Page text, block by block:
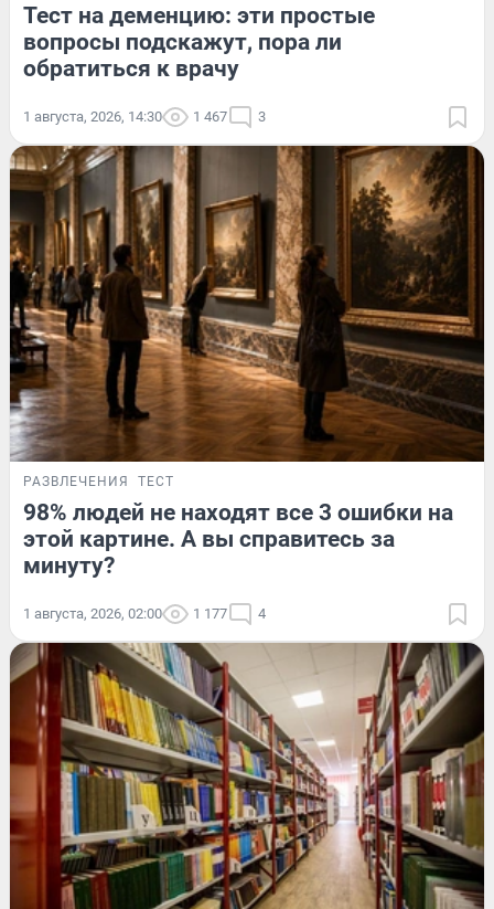
Тест на деменцию: эти простые
вопросы подскажут, пора ли
обратиться к врачу
1 августа, 2026, 14:30 1 467 3
РАЗВЛЕЧЕНИЯ ТЕСТ
98% людей не находят все 3 ошибки на
этой картине. А вы справитесь за
минуту?
1 августа, 2026, 02:00 1 177 4